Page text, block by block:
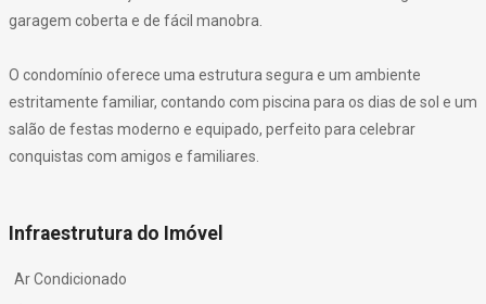
garagem coberta e de fácil manobra.
O condomínio oferece uma estrutura segura e um ambiente
estritamente familiar, contando com piscina para os dias de sol e um
salão de festas moderno e equipado, perfeito para celebrar
conquistas com amigos e familiares.
Infraestrutura do Imóvel
Ar Condicionado